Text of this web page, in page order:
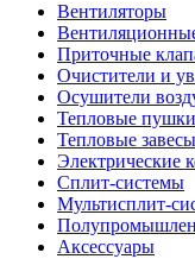
Вентиляторы
Приточные
Очистители и
Осушители
Тепловые пушки
Тепловые завесы
Электрические
Сплит-системы
Мультисплит-
Аксессуары